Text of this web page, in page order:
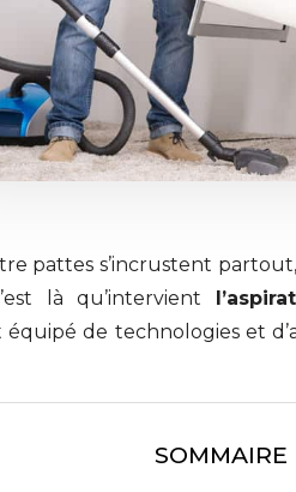
pattes s’incrustent
là qu’intervient
de technologies et
SOMMAIRE